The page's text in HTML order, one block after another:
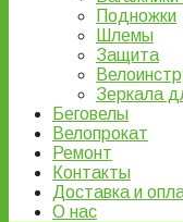
Подножки
Шлемы
Защита
Зеркала
Беговелы
Велопрокат
Ремонт
Контакты
Доставка и
О нас